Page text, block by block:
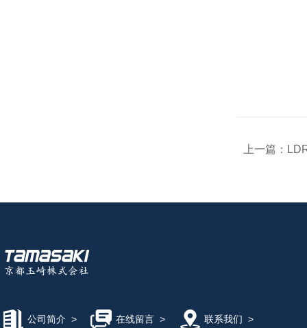
上一篇：
公司简介 > 在线留言> 联系我们 >